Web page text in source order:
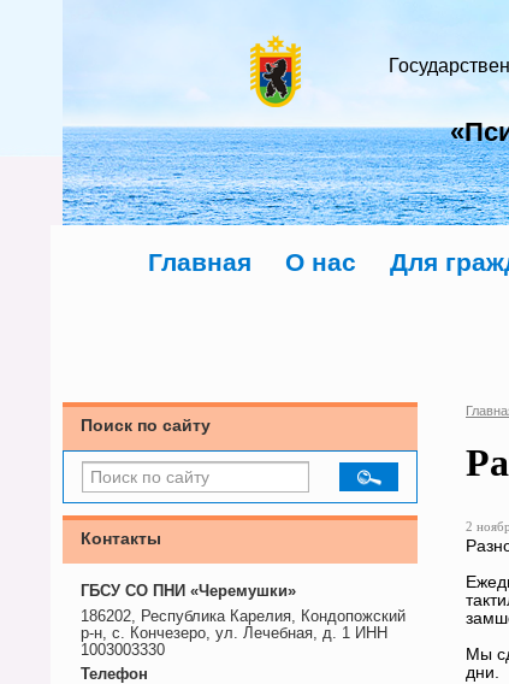
Главная О нас Для
Поиск по сайту
Контакты
ГБСУ СО ПНИ «Черемушки»
186202, Республика Карелия, Кондопожский
р-н, с. Кончезеро, ул. Лечебная, д. 1 ИНН
1003003330
Телефон
2
Мы
дни.